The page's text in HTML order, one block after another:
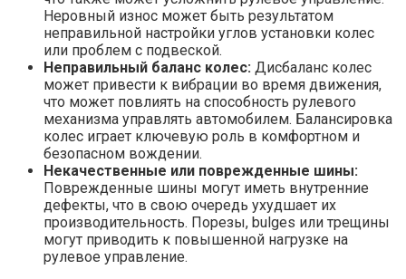
Неровный износ может быть результатом
неправильной настройки углов установки колес
или проблем с подвеской.
Неправильный баланс колес: Дисбаланс колес
может привести к вибрации во время движения,
что может повлиять на способность рулевого
механизма управлять автомобилем. Балансировка
колес играет ключевую роль в комфортном и
безопасном вождении.
Некачественные или поврежденные шины:
Поврежденные шины могут иметь внутренние
дефекты, что в свою очередь ухудшает их
производительность. Порезы, bulges или трещины
могут приводить к повышенной нагрузке на
рулевое управление.